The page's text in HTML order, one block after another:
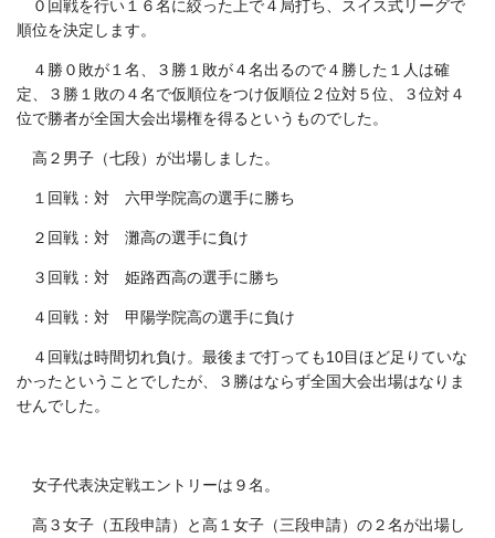
０回戦を行い１６名に絞った上で４局打ち、スイス式リーグで
順位を決定します。
４勝０敗が１名、３勝１敗が４名出るので４勝した１人は確
定、３勝１敗の４名で仮順位をつけ仮順位２位対５位、３位対４
位で勝者が全国大会出場権を得るというものでした。
高２男子（七段）が出場しました。
１回戦：対 六甲学院高の選手に勝ち
２回戦：対 灘高の選手に負け
３回戦：対 姫路西高の選手に勝ち
４回戦：対 甲陽学院高の選手に負け
４回戦は時間切れ負け。最後まで打っても10目ほど足りていな
かったということでしたが、３勝はならず全国大会出場はなりま
せんでした。
女子代表決定戦エントリーは９名。
高３女子（五段申請）と高１女子（三段申請）の２名が出場し